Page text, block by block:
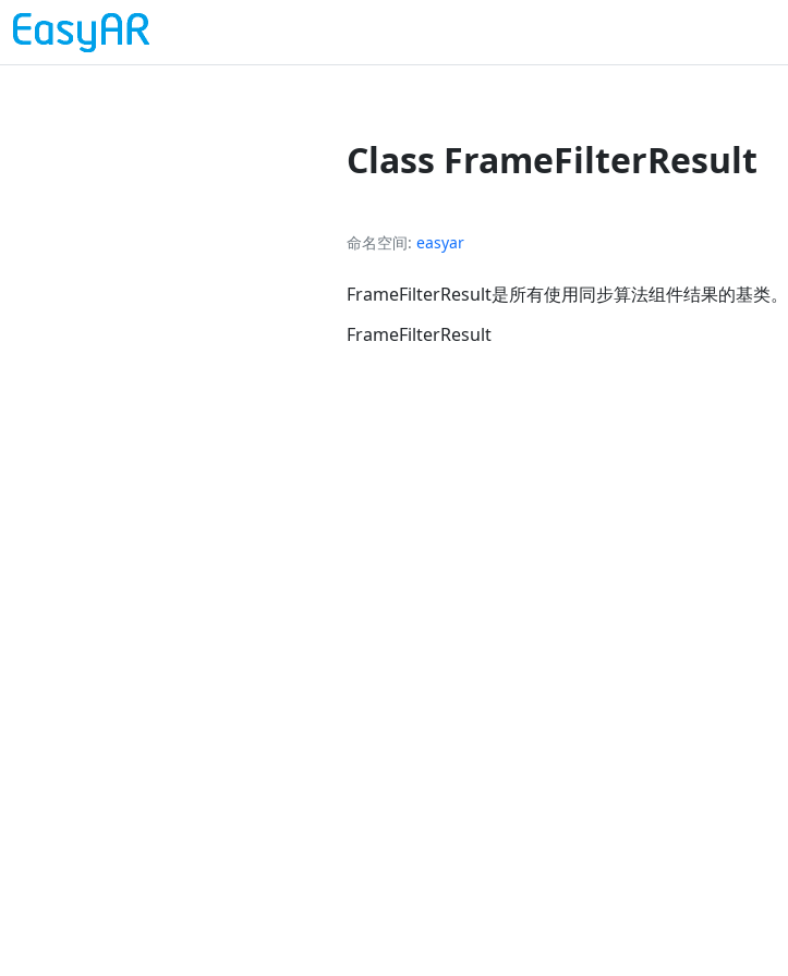
Class FrameFilterResult
命名空间 easyar
FrameFilterResult是所有使用同步算法组件结果的基类。
FrameFilterResult